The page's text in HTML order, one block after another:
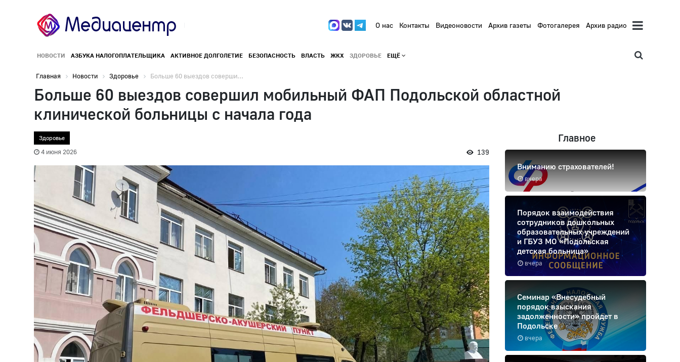
О нас Контакты Видеоновости Архив газеты Фотогалерея Архив радио
НОВОСТИ АЗБУКА НАЛОГОПЛАТЕЛЬЩИКА АКТИВНОЕ ДОЛГОЛЕТИЕ БЕЗОПАСНОСТЬ ВЛАСТЬ ЖКХ ЗДОРОВЬЕ ЕЩЁ
Главная Новости Здоровье Больше 60 выездов соверши...
Больше 60 выездов совершил мобильный ФАП Подольской областной
клинической больницы с начала года
Здоровье
4 июня 2026 139
Главное
вчера
Вниманию страхователей!
вчера
Порядок взаимодействия
сотрудников дошкольных
образовательных учреждений
и ГБУЗ МО «Подольская
детская больница»
вчера
Семинар «Внесудебный
порядок взыскания
задолженности» пройдет в
Подольске